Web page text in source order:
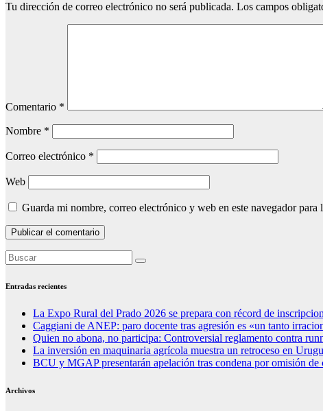
Tu dirección de correo electrónico no será publicada. Los campos
Comentario *
Nombre *
Correo electrónico *
Web
Guarda mi nombre, correo electrónico y web en este navegador para
Entradas recientes
La Expo Rural del Prado 2026 se prepara con récord de
Caggiani de ANEP: paro docente tras agresión es «un tanto
Quien no abona, no participa: Controversial reglamento contra
La inversión en maquinaria agrícola muestra un retroceso en
BCU y MGAP presentarán apelación tras condena por omisión de
Archivos